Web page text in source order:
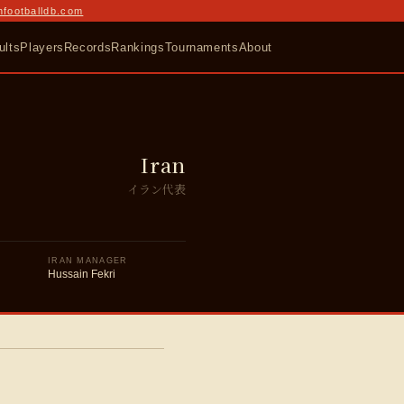
Players RecordsRankingsTournamentsAbout
Iran
イラン代表
IRAN MANAGER
Hussain Fekri